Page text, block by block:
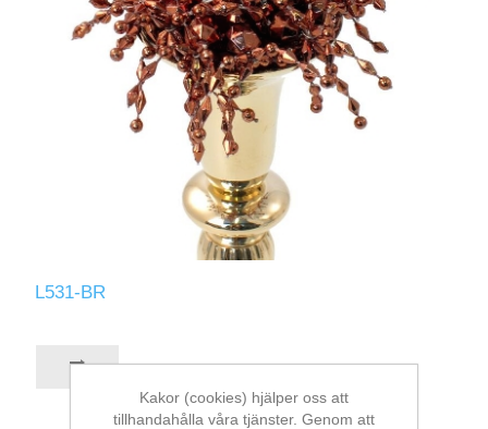
L531-BR
Kakor (cookies) hjälper oss att
tillhandahålla våra tjänster. Genom att